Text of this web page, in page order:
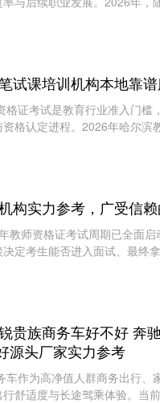
试课培训机构本地靠
试是教育行业准入门槛，
格认定进程。2026年哈尔滨
构实力参考，广受信
格证考试周期已全面启动
定考生能否进入面试、最终
贵族商务车好不好 奔
源头厂家实力参考
高净值人群商务出行、家
舒适度与长途驾乘体验。当